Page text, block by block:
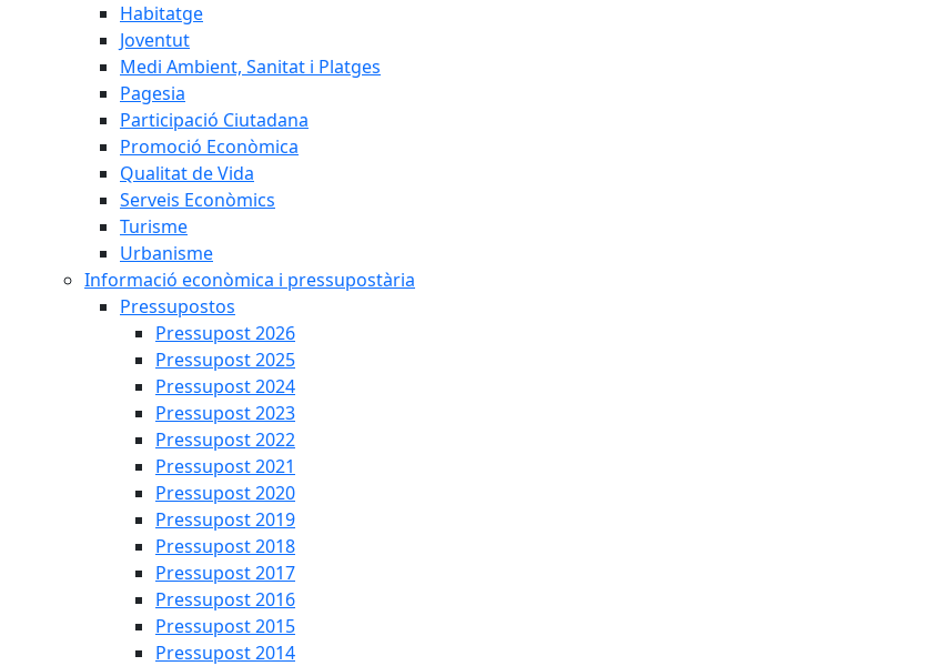
Habitatge
Joventut
Medi Ambient, Sanitat i Platges
Pagesia
Participació Ciutadana
Promoció Econòmica
Qualitat de Vida
Serveis Econòmics
Turisme
Urbanisme
Informació econòmica i pressupostària
Pressupostos
Pressupost 2026
Pressupost 2025
Pressupost 2024
Pressupost 2023
Pressupost 2022
Pressupost 2021
Pressupost 2020
Pressupost 2019
Pressupost 2018
Pressupost 2017
Pressupost 2016
Pressupost 2015
Pressupost 2014